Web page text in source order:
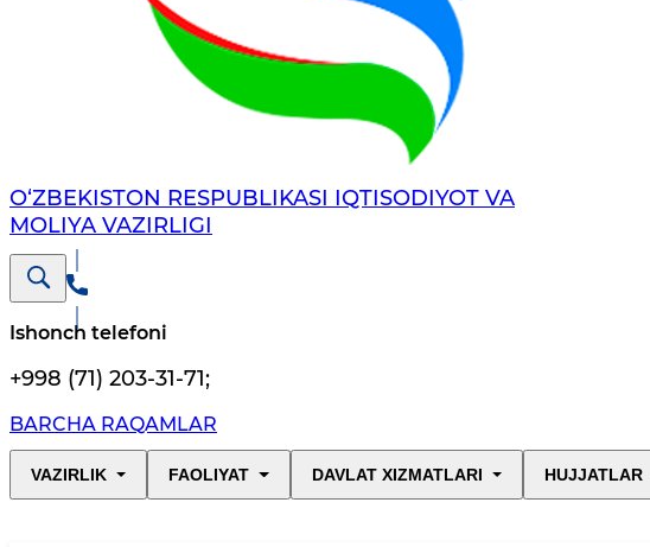
O‘ZBEKISTON RESPUBLIKASI IQTISODIYOT VA
MOLIYA VAZIRLIGI
Ishonch telefoni
+998 (71) 203-31-71;
BARCHA RAQAMLAR
VAZIRLIK FAOLIYAT DAVLAT XIZMATLARI HUJJATLAR